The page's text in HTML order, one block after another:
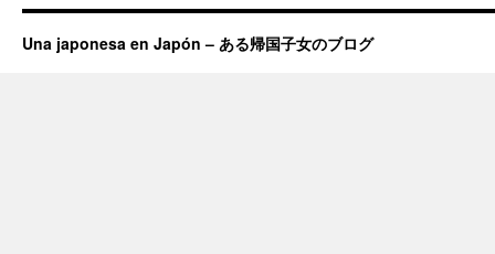
Una japonesa en Japón – ある帰国子女のブログ